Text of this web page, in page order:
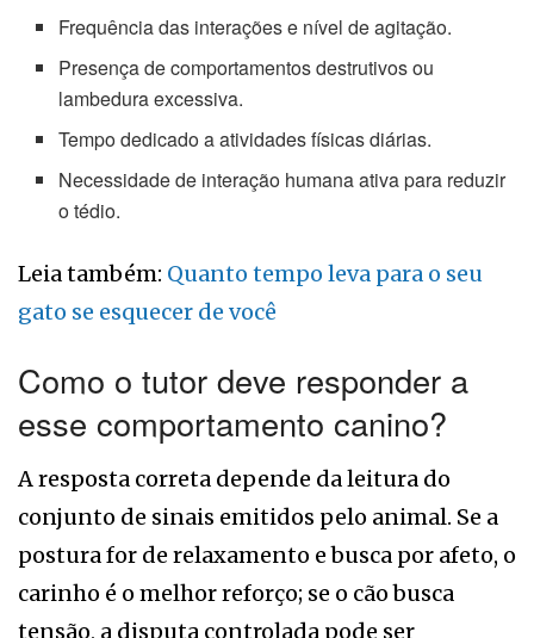
Frequência das interações e nível de agitação.
Presença de comportamentos destrutivos ou
lambedura excessiva.
Tempo dedicado a atividades físicas diárias.
Necessidade de interação humana ativa para reduzir
o tédio.
Leia também: Quanto tempo leva para o seu
gato se esquecer de você
Como o tutor deve responder a
esse comportamento canino?
A resposta correta depende da leitura do
conjunto de sinais emitidos pelo animal. Se a
postura for de relaxamento e busca por afeto, o
carinho é o melhor reforço; se o cão busca
tensão, a disputa controlada pode ser